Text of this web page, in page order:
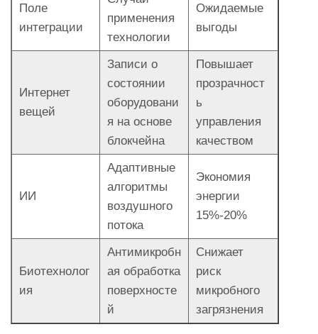
Поле
интеграции
применения
технологии
Ожидаемые
выгоды
Интернет
вещей
Записи о
состоянии
оборудовани
я на основе
блокчейна
Повышает
прозрачност
ь
управления
качеством
ИИ
Адаптивные
алгоритмы
воздушного
потока
Экономия
энергии
15%-20%
Биотехнолог
ия
Антимикробн
ая обработка
поверхносте
й
Снижает
риск
микробного
загрязнения